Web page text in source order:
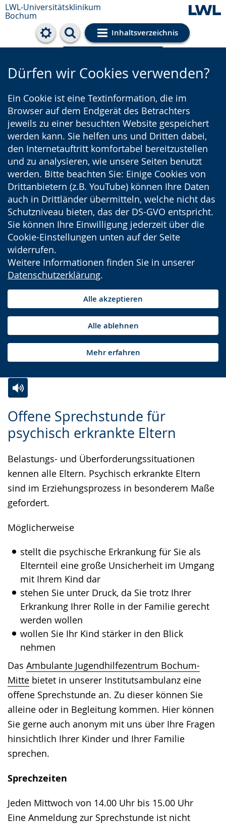
LWL-Universitätsklinikum
Bochum
Inhaltsverzeichnis
Cookie-Einstellungen
Dürfen wir Cookies verwenden?
Ein Cookie ist eine Textinformation, die im
Browser auf dem Endgerät des Betrachters
jeweils zu einer besuchten Website gespeichert
werden kann. Sie helfen uns und Dritten dabei,
den Internetauftritt komfortabel bereitzustellen
und zu analysieren, wie unsere Seiten benutzt
werden. Bitte beachten Sie: Einige Cookies von
Drittanbietern (z.B. YouTube) können Ihre Daten
auch in Drittländer übermitteln, welche nicht das
Schutzniveau bieten, das der DS-GVO entspricht.
Sie können Ihre Einwilligung jederzeit über die
Cookie-Einstellungen unten auf der Seite
widerrufen.
Weitere Informationen finden Sie in unserer
Datenschutzerklärung.
Alle akzeptieren
Alle ablehnen
Mehr erfahren
Offene Sprechstunde für
psychisch erkrankte Eltern
Belastungs- und Überforderungssituationen
kennen alle Eltern. Psychisch erkrankte Eltern
sind im Erziehungsprozess in besonderem Maße
gefordert.
Möglicherweise
stellt die psychische Erkrankung für Sie als
Elternteil eine große Unsicherheit im Umgang
mit Ihrem Kind dar
stehen Sie unter Druck, da Sie trotz Ihrer
Erkrankung Ihrer Rolle in der Familie gerecht
werden wollen
wollen Sie Ihr Kind stärker in den Blick
nehmen
Das Ambulante Jugendhilfezentrum Bochum-
Mitte bietet in unserer Institutsambulanz eine
offene Sprechstunde an. Zu dieser können Sie
alleine oder in Begleitung kommen. Hier können
Sie gerne auch anonym mit uns über Ihre Fragen
hinsichtlich Ihrer Kinder und Ihrer Familie
sprechen.
Sprechzeiten
Jeden Mittwoch von 14.00 Uhr bis 15.00 Uhr
Eine Anmeldung zur Sprechstunde ist nicht
Leichten
Sprache
Audio-
Unterstützung.
Video
in
Gebärdensprache
wird
angezeigt.